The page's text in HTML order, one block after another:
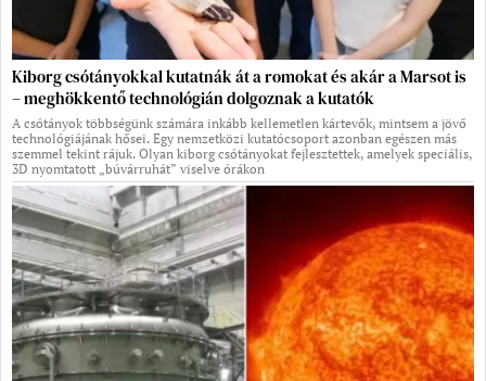
Kiborg csótányokkal kutatnák át a romokat és akár a Marsot is
– meghökkentő technológián dolgoznak a kutatók
A csótányok többségünk számára inkább kellemetlen kártevők, mintsem a jövő
technológiájának hősei. Egy nemzetközi kutatócsoport azonban egészen más
szemmel tekint rájuk. Olyan kiborg csótányokat fejlesztettek, amelyek speciális,
3D nyomtatott „búvárruhát” viselve órákon